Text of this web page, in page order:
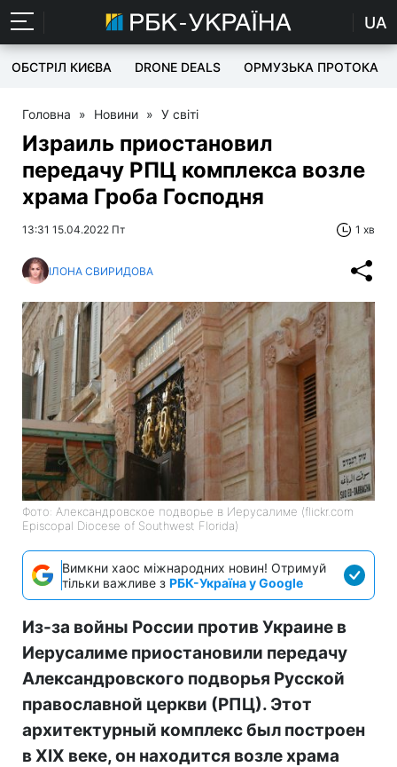
UA
ОБСТРІЛ КИЄВА DRONE DEALS ОРМУЗЬКА ПРОТОКА
Головна » Новини » У світі
Израиль приостановил
передачу РПЦ комплекса возле
храма Гроба Господня
13:31 15.04.2022 Пт 1 хв
ІЛОНА СВИРИДОВА
Фото: Александровское подворье в Иерусалиме (flickr.com
Episcopal Diocese of Southwest Florida)
Вимкни хаос міжнародних новин! Отримуй
тільки важливе з РБК-Україна у Google
Из-за войны России против Украине в
Иерусалиме приостановили передачу
Александровского подворья Русской
православной церкви (РПЦ). Этот
архитектурный комплекс был построен
в XIX веке, он находится возле храма